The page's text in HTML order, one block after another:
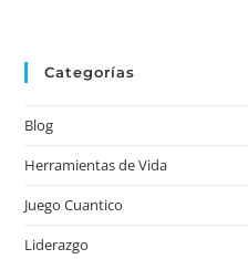
Categorías
Blog
Herramientas de Vida
Juego Cuantico
Liderazgo